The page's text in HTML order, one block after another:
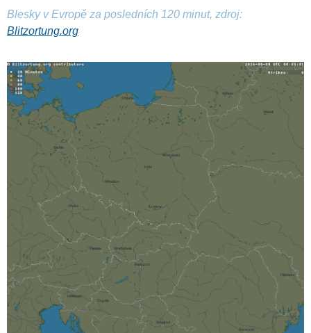
Blesky v Evropě za posledních 120 minut, zdroj:
Blitzortung.org